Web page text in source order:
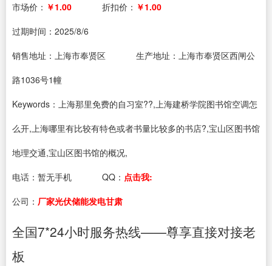
市场价： ￥1.00 折扣价： ￥1.00
过期时间： 2025/8/6
销售地址：上海市奉贤区
生产地址：上海市奉贤区西闸公
路1036号1幢
Keywords：上海那里免费的自习室??,上海建桥学院图书馆空调怎
么开,上海哪里有比较有特色或者书量比较多的书店?,宝山区图书馆
地理交通,宝山区图书馆的概况,
电话： 暂无手机 QQ： 点击我:
公司： 厂家光伏储能发电甘肃
全国7*24小时服务热线——尊享直接对接老
板